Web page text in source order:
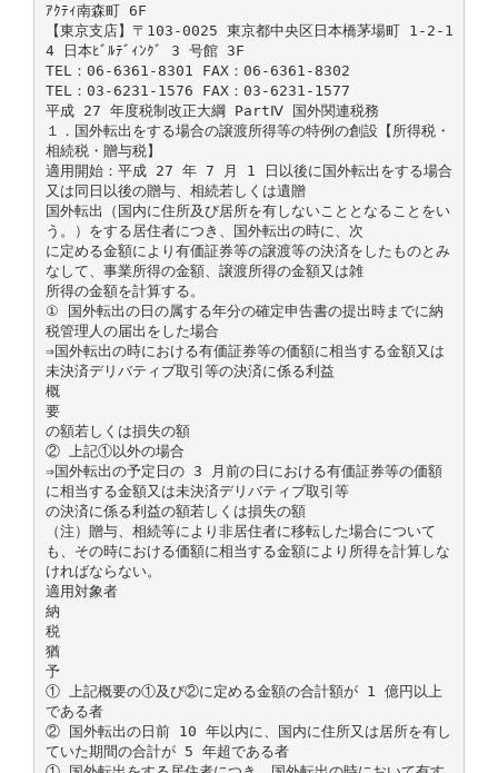
ｱｸﾃｨ南森町 6F
【東京支店】〒103-0025 東京都中央区日本橋茅場町 1-2-1
4 日本ﾋﾞﾙﾃﾞｨﾝｸﾞ 3 号館 3F
TEL：06-6361-8301 FAX：06-6361-8302
TEL：03-6231-1576 FAX：03-6231-1577
平成 27 年度税制改正大綱 PartⅣ 国外関連税務
１．国外転出をする場合の譲渡所得等の特例の創設【所得税・
相続税・贈与税】
適用開始：平成 27 年 7 月 1 日以後に国外転出をする場合
又は同日以後の贈与、相続若しくは遺贈
国外転出（国内に住所及び居所を有しないこととなることをい
う。）をする居住者につき、国外転出の時に、次
に定める金額により有価証券等の譲渡等の決済をしたものとみ
なして、事業所得の金額、譲渡所得の金額又は雑
所得の金額を計算する。
① 国外転出の日の属する年分の確定申告書の提出時までに納
税管理人の届出をした場合
⇒国外転出の時における有価証券等の価額に相当する金額又は
未決済デリバティブ取引等の決済に係る利益
概
要
の額若しくは損失の額
② 上記①以外の場合
⇒国外転出の予定日の 3 月前の日における有価証券等の価額
に相当する金額又は未決済デリバティブ取引等
の決済に係る利益の額若しくは損失の額
（注）贈与、相続等により非居住者に移転した場合について
も、その時における価額に相当する金額により所得を計算しな
ければならない。
適用対象者
納
税
猶
予
① 上記概要の①及び②に定める金額の合計額が 1 億円以上
である者
② 国外転出の日前 10 年以内に、国内に住所又は居所を有し
ていた期間の合計が 5 年超である者